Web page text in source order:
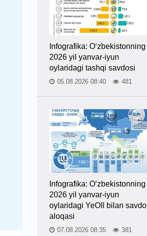
Infografika: O‘zbekistonning
2026 yil yanvar-iyun
oylaridagi tashqi savdosi
05.08.2026 08:40 481
Infografika: O‘zbekistonning
2026 yil yanvar-iyun
oylaridagi YeOII bilan savdo
aloqasi
07.08.2026 08:35 381